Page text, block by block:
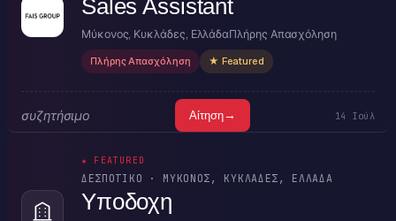
Sales Assistant
Μύκονος, Κυκλάδες, ΕλλάδαΠλήρης Απασχόληση
Πλήρης Απασχόληση ★ Featured
συζητήσιμο Αίτηση→ 14 Ιούλ
★ FEATURED
ΔΕΣΠΟΤΙΚΟ · ΜΎΚΟΝΟΣ, ΚΥΚΛΆΔΕΣ, ΕΛΛΆΔΑ
Υποδοχη